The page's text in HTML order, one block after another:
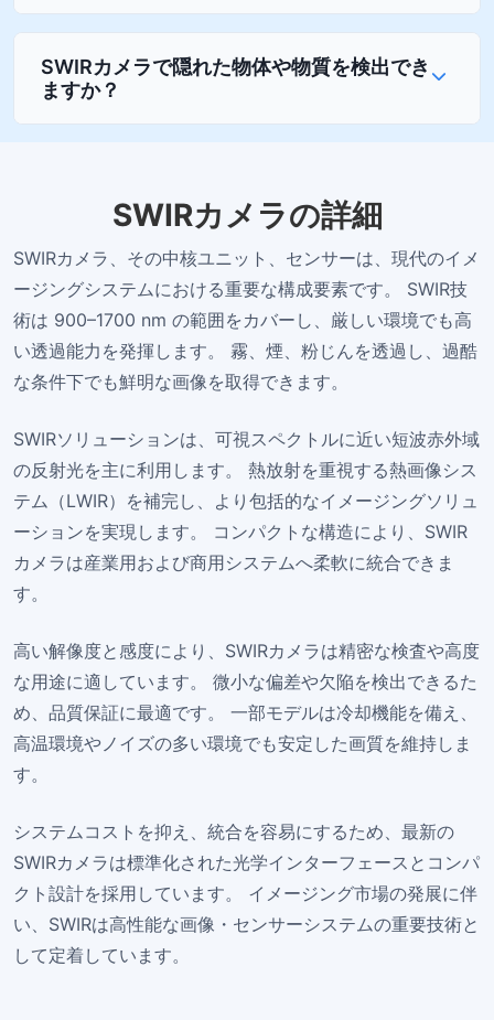
SWIRカメラで隠れた物体や物質を検出でき
ますか？
SWIRカメラの詳細
SWIRカメラ、その中核ユニット、センサーは、現代のイメ
ージングシステムにおける重要な構成要素です。 SWIR技
術は 900–1700 nm の範囲をカバーし、厳しい環境でも高
い透過能力を発揮します。 霧、煙、粉じんを透過し、過酷
な条件下でも鮮明な画像を取得できます。
SWIRソリューションは、可視スペクトルに近い短波赤外域
の反射光を主に利用します。 熱放射を重視する熱画像シス
テム（LWIR）を補完し、より包括的なイメージングソリュ
ーションを実現します。 コンパクトな構造により、SWIR
カメラは産業用および商用システムへ柔軟に統合できま
す。
高い解像度と感度により、SWIRカメラは精密な検査や高度
な用途に適しています。 微小な偏差や欠陥を検出できるた
め、品質保証に最適です。 一部モデルは冷却機能を備え、
高温環境やノイズの多い環境でも安定した画質を維持しま
す。
システムコストを抑え、統合を容易にするため、最新の
SWIRカメラは標準化された光学インターフェースとコンパ
クト設計を採用しています。 イメージング市場の発展に伴
い、SWIRは高性能な画像・センサーシステムの重要技術と
して定着しています。